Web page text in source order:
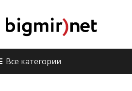
Все категории